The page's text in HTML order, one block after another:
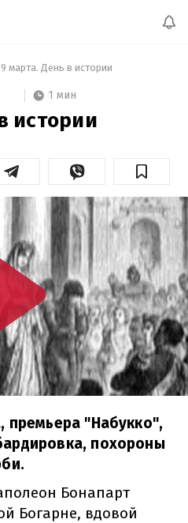
9 марта. День в истории
1 мин
истории
премьера "Набукко",
похороны
Бонапарт
Богарне, вдовой